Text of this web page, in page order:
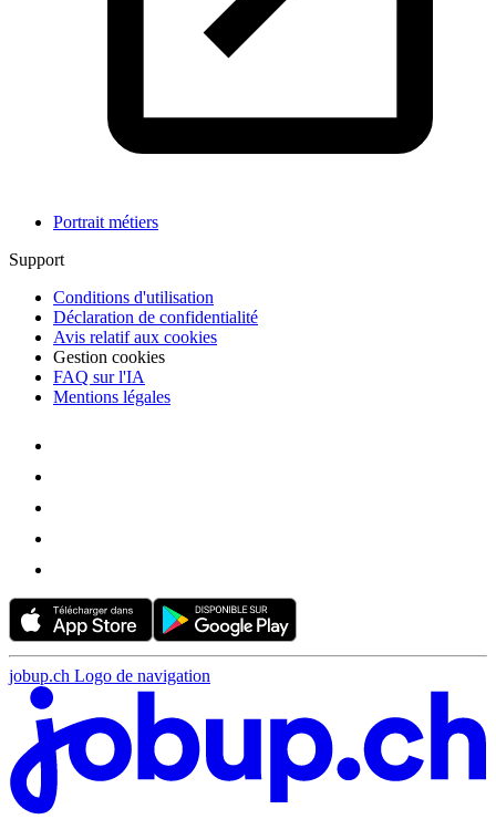
Portrait métiers
Support
Conditions d'utilisation
Déclaration de confidentialité
Avis relatif aux cookies
Gestion cookies
FAQ sur l'IA
Mentions légales
jobup.ch Logo de navigation